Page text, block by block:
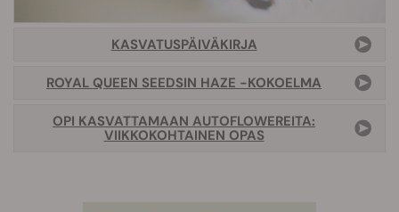
KASVATUSPÄIVÄKIRJA
ROYAL QUEEN SEEDSIN HAZE -KOKOELMA
OPI KASVATTAMAAN AUTOFLOWEREITA:
VIIKKOKOHTAINEN OPAS